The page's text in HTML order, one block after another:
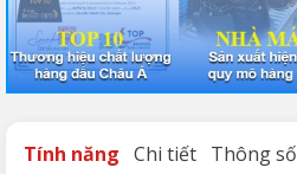
Tính năng Chi tiết Thông số